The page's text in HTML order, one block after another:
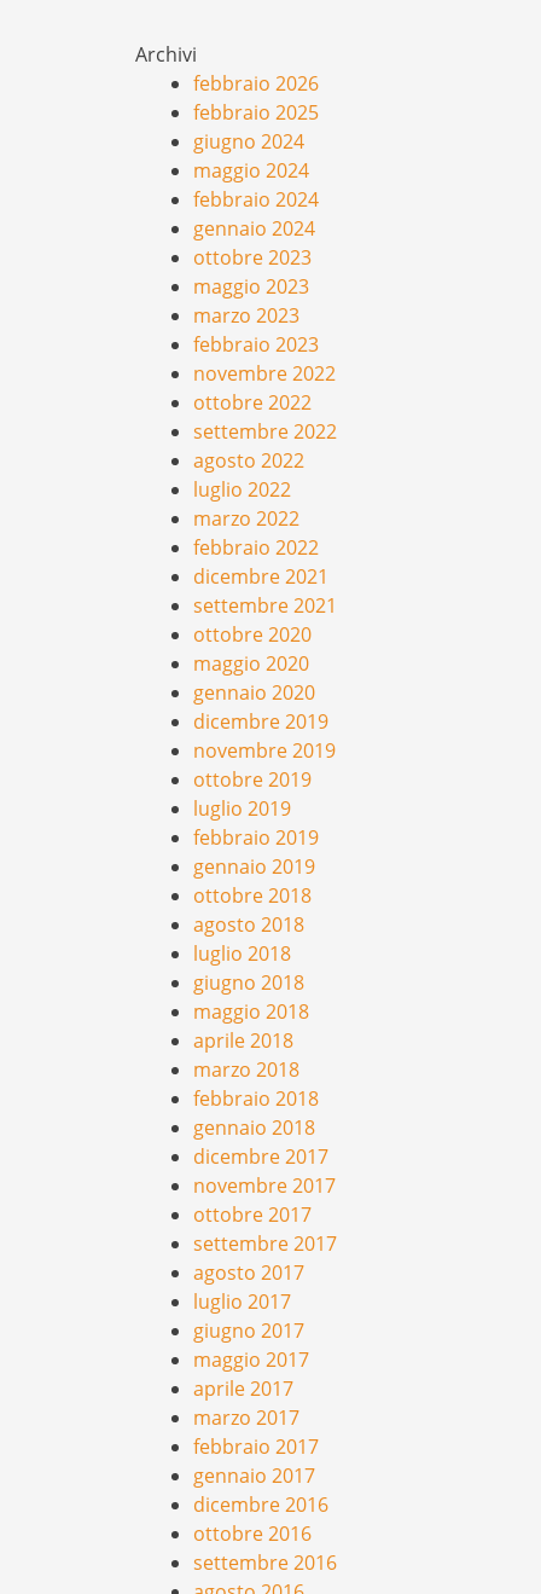
Archivi
febbraio 2026
febbraio 2025
giugno 2024
maggio 2024
febbraio 2024
gennaio 2024
ottobre 2023
maggio 2023
marzo 2023
febbraio 2023
novembre 2022
ottobre 2022
settembre 2022
agosto 2022
luglio 2022
marzo 2022
febbraio 2022
dicembre 2021
settembre 2021
ottobre 2020
maggio 2020
gennaio 2020
dicembre 2019
novembre 2019
ottobre 2019
luglio 2019
febbraio 2019
gennaio 2019
ottobre 2018
agosto 2018
luglio 2018
giugno 2018
maggio 2018
aprile 2018
marzo 2018
febbraio 2018
gennaio 2018
dicembre 2017
novembre 2017
ottobre 2017
settembre 2017
agosto 2017
luglio 2017
giugno 2017
maggio 2017
aprile 2017
marzo 2017
febbraio 2017
gennaio 2017
dicembre 2016
ottobre 2016
settembre 2016